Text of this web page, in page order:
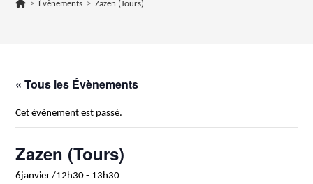
> Évènements > Zazen (Tours)
« Tous les Évènements
Cet évènement est passé.
Zazen (Tours)
6janvier /12h30 - 13h30